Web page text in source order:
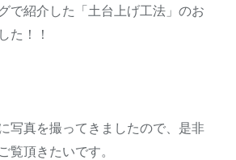
で紹介した「土台上げ工法」のお
た！！
写真を撮ってきましたので、是非
覧頂きたいです。